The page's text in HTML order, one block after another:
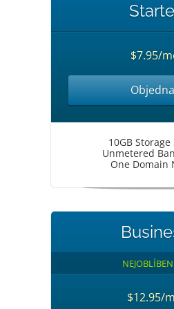
$7.95/
10GB Storage
Unmetered
One Domain
$12.95/